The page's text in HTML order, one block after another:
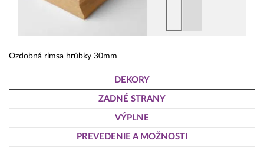
Ozdobná rímsa hrúbky 30mm
DEKORY
ZADNÉ STRANY
VÝPLNE
PREVEDENIE A MOŽNOSTI